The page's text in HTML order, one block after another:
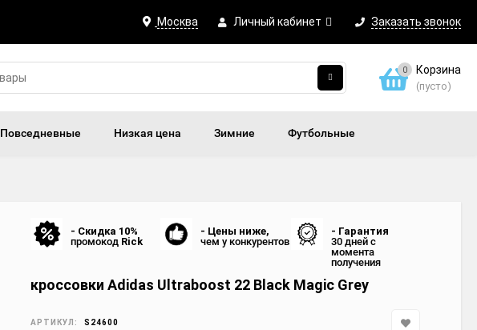
Москва Личный кабинет Заказать звонок
0 Корзина
(пусто)
Повседневные Низкая цена Зимние Футбольные
- Скидка 10%
промокод Rick
- Цены ниже,
чем у конкурентов
- Гарантия
30 дней с
момента
получения
кроссовки Adidas Ultraboost 22 Black Magic Grey
АРТИКУЛ: S24600